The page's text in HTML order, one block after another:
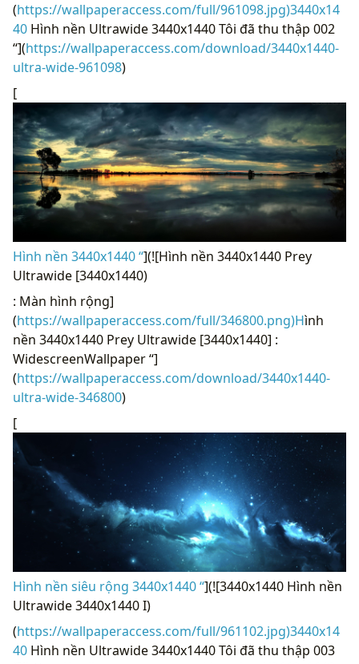
(https://wallpaperaccess.com/full/961098.jpg)3440x14
40 Hình nền Ultrawide 3440x1440 Tôi đã thu thập 002
“](https://wallpaperaccess.com/download/3440x1440-
ultra-wide-961098)
[
Hình nền 3440x1440 “](![Hình nền 3440x1440 Prey
Ultrawide [3440x1440)
: Màn hình rộng]
(https://wallpaperaccess.com/full/346800.png)Hình
nền 3440x1440 Prey Ultrawide [3440x1440] :
WidescreenWallpaper “]
(https://wallpaperaccess.com/download/3440x1440-
ultra-wide-346800)
[
Hình nền siêu rộng 3440x1440 “](![3440x1440 Hình nền
Ultrawide 3440x1440 I)
(https://wallpaperaccess.com/full/961102.jpg)3440x14
40 Hình nền Ultrawide 3440x1440 Tôi đã thu thập 003